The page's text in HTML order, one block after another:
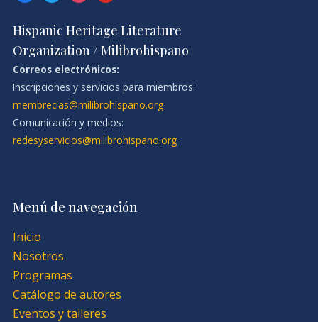
Hispanic Heritage Literature
Organization / Milibrohispano
Correos electrónicos:
Inscripciones y servicios para miembros:
membrecias@milibrohispano.org
Comunicación y medios:
redesyservicios@milibrohispano.org
Menú de navegación
Inicio
Nosotros
Programas
Catálogo de autores
Eventos y talleres